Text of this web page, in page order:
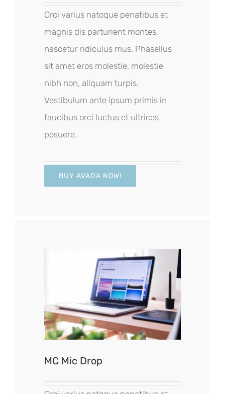
Orci varius natoque penatibus et
magnis dis parturient montes,
nascetur ridiculus mus. Phasellus
sit amet eros molestie, molestie
nibh non, aliquam turpis.
Vestibulum ante ipsum primis in
faucibus orci luctus et ultrices
posuere.
BUY AVADA NOW!
MC Mic Drop